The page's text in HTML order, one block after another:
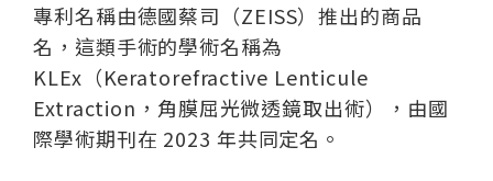
專利名稱由德國蔡司（ZEISS）推出的商品
名，這類手術的學術名稱為
KLEx（Keratorefractive Lenticule
Extraction，角膜屈光微透鏡取出術），由國
際學術期刊在 2023 年共同定名。